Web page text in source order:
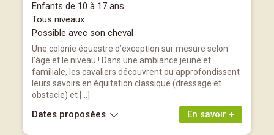
Enfants de 10 à 17 ans
Tous niveaux
Possible avec son cheval
Une colonie équestre d’exception sur mesure selon
l'âge et le niveau ! Dans une ambiance jeune et
familiale, les cavaliers découvrent ou approfondissent
leurs savoirs en équitation classique (dressage et
obstacle) et […]
En savoir +
Dates proposées